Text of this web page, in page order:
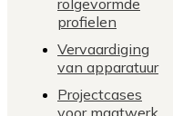
rolgevormde
profielen
Vervaardiging
van apparatuur
Projectcases